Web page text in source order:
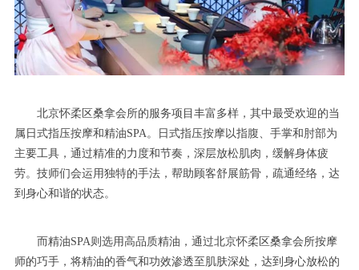
北京怀柔区桑拿会所的服务项目丰富多样，其中最受欢迎的当
属日式指压按摩和精油SPA。日式指压按摩以指腹、手掌和肘部为
主要工具，通过精准的力度和节奏，深层放松肌肉，缓解身体疲
劳。技师们会运用独特的手法，帮助顾客舒展筋骨，疏通经络，达
到身心和谐的状态。
而精油SPA则选用高品质精油，通过北京怀柔区桑拿会所按摩
师的巧手，将精油的香气和功效渗透至肌肤深处，达到身心放松的